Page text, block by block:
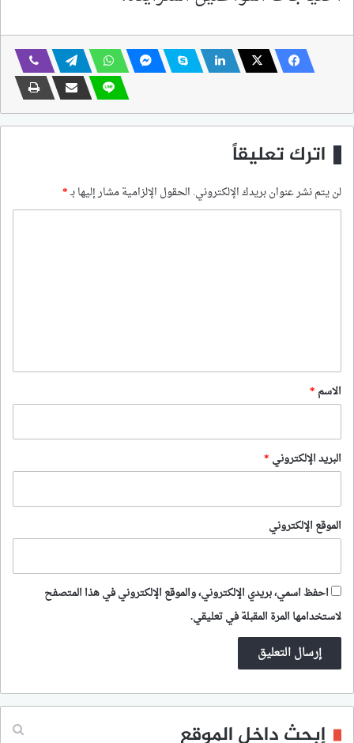
اترك تعليقاً
لن يتم نشر عنوان بريدك الإلكتروني. الحقول الإلزامية مشار إليها بـ*
*
الاسم *
البريد الإلكتروني *
الموقع الإلكتروني
احفظ اسمي، بريدي الإلكتروني، والموقع الإلكتروني في هذا المتصفح
لاستخدامها المرة المقبلة في تعليقي.
إبحث داخل الموقع